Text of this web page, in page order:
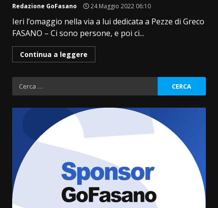
Redazione GoFasano 24 Maggio 2022 06:10
Ieri l’omaggio nella via a lui dedicata a Pezze di Greco
FASANO – Ci sono persone, e poi ci...
Continua a leggere
Ricerca
per:
Fasanese ferito a colpi di arma
da fuoco